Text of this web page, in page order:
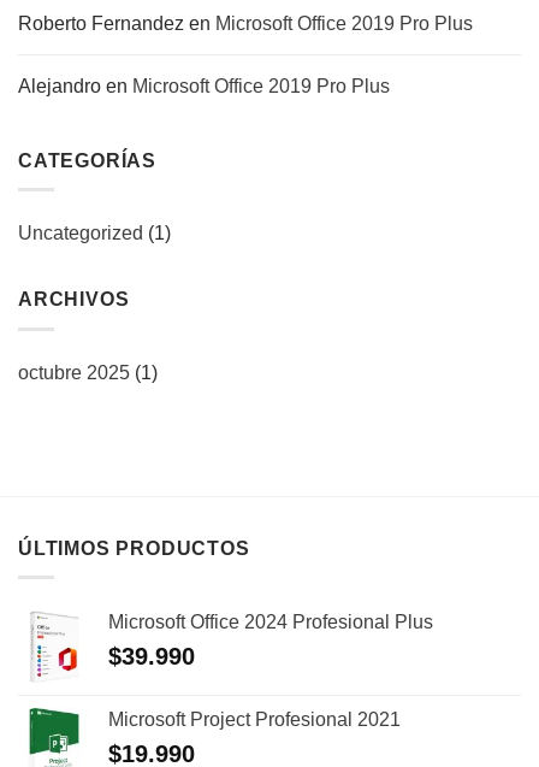
Roberto Fernandez en Microsoft Office 2019 Pro Plus
Alejandro en Microsoft Office 2019 Pro Plus
CATEGORÍAS
Uncategorized (1)
ARCHIVOS
octubre 2025 (1)
ÚLTIMOS PRODUCTOS
Microsoft Office 2024 Profesional Plus
$39.990
Microsoft Project Profesional 2021
$19.990